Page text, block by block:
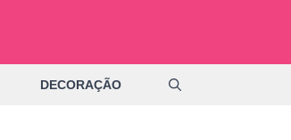
DECORAÇÃO